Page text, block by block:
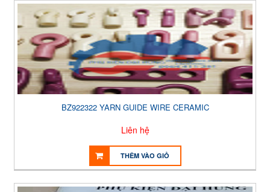
BZ922322 YARN GUIDE WIRE CERAMIC
Liên hệ
THÊM VÀO GIỎ